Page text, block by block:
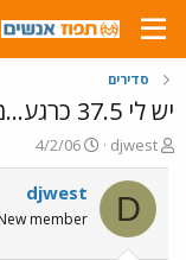
סדירים
יש לי 37.5 כרגע...מה לעשות?
פ
ו
ת
ח
ה
djwest
פ
ו
ר
ם
4/2/06
D
djwest
member